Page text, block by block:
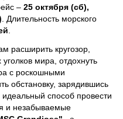
– 25 октября (сб),
. Длительность морского
расширить кругозор,
мира, отдохнуть
с роскошными
обстановку, зарядившись
способ провести
и незабываемые